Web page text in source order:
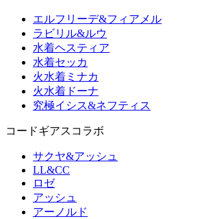
エルフリーデ&フィアメル
ラビリル&ルウ
水着ヘスティア
水着セッカ
火水着ミナカ
火水着ドーナ
究極イシス&ネフティス
コードギアスコラボ
サクヤ&アッシュ
LL&CC
ロゼ
アッシュ
アーノルド